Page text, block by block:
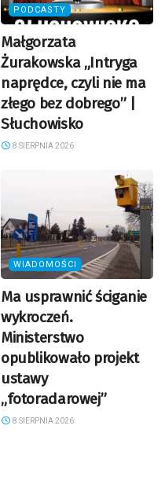
PODCASTY
Małgorzata
Żurakowska „Intryga
naprędce, czyli nie ma
złego bez dobrego” |
Słuchowisko
8 SIERPNIA 2026
WIADOMOŚCI
Ma usprawnić ściganie
wykroczeń.
Ministerstwo
opublikowało projekt
ustawy
„fotoradarowej”
8 SIERPNIA 2026